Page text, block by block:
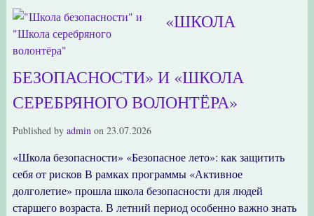
«ШКОЛА
БЕЗОПАСНОСТИ» И «ШКОЛА
СЕРЕБРЯНОГО ВОЛОНТЁРА»
Published by adminon 23.07.2026
«Школа безопасности» «Безопасное лето»: как защитить
себя от рисков В рамках программы «Активное
долголетие» прошла школа безопасности для людей
старшего возраста. В летний период особенно важно знать